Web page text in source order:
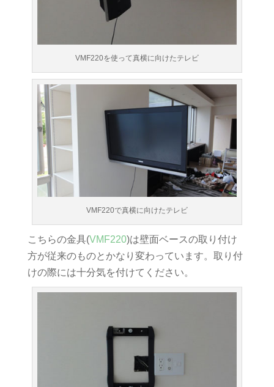
VMF220を使って真横に向けたテレビ
VMF220で真横に向けたテレビ
こちらの金具(VMF220)は壁面ベースの取り付け
方が従来のものとかなり変わっています。取り付
けの際には十分気を付けてください。